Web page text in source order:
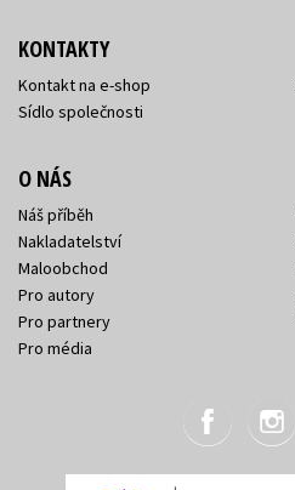
KONTAKTY
Kontakt na e-shop
Sídlo společnosti
O NÁS
Náš příběh
Nakladatelství
Maloobchod
Pro autory
Pro partnery
Pro média